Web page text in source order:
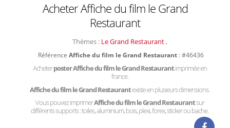
Acheter Affiche du film le Grand
Restaurant
Thèmes : Le Grand Restaurant,
Référence Affiche du film le Grand Restaurant : #46436
Acheterposter Affiche du film le Grand Restaurantimprimée en
france.
Affiche du film le Grand Restaurantexiste en plusieurs dimensions.
Vous pouvez imprimerAffiche du film le Grand Restaurantsur
différents supports : toiles, aluminium, bois, plexi, forex, sticker ou bache.